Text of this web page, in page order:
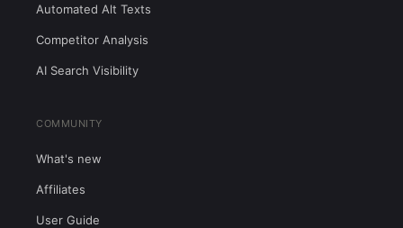
Automated Alt Texts
Competitor Analysis
AI Search Visibility
COMMUNITY
What's new
Affiliates
User Guide